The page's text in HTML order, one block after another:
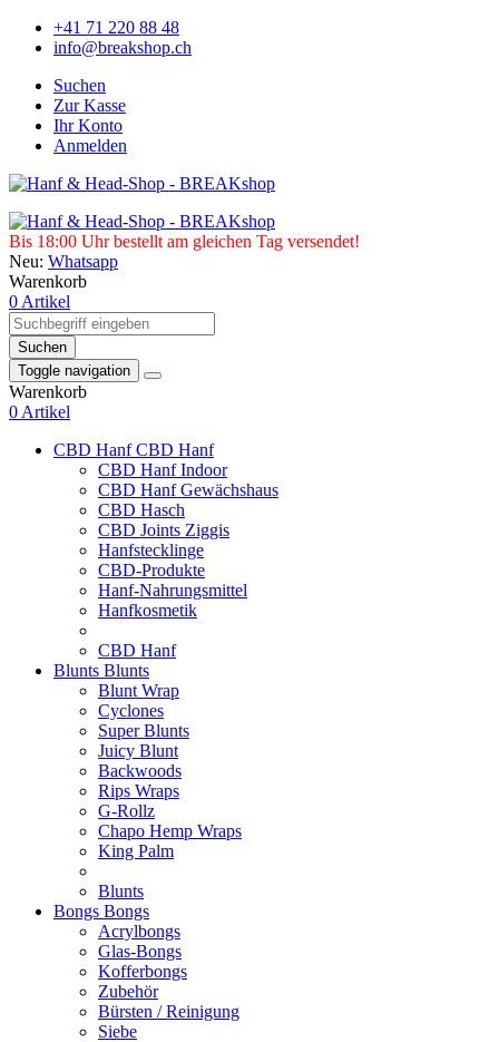
+41 71 220 88 48
info@breakshop.ch
Suchen
Zur Kasse
Ihr Konto
Anmelden
Bis 18:00 Uhr bestellt am gleichen Tag versendet!
Neu: Whatsapp
Warenkorb
0 Artikel
Suchen
Toggle navigation
Warenkorb
0 Artikel
CBD HanfCBD Hanf
CBD Hanf Indoor
CBD Hanf Gewächshaus
CBD Hasch
CBD Joints Ziggis
Hanfstecklinge
CBD-Produkte
Hanf-Nahrungsmittel
Hanfkosmetik
CBD Hanf
Blunts Blunts
Blunt Wrap
Cyclones
Super Blunts
Juicy Blunt
Backwoods
Rips Wraps
G-Rollz
Chapo Hemp Wraps
King Palm
Blunts
Bongs Bongs
Acrylbongs
Glas-Bongs
Kofferbongs
Zubehör
Bürsten / Reinigung
Siebe